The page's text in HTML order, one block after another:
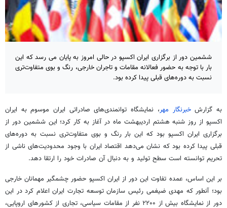
ششمین دور از برگزاری ایران اکسپو در حالی امروز به پایان می رسد که این
بار با توجه به حضور فعالانه مقامات و تاجران خارجی، رنگ و بوی متفاوت‌تری
نسبت به دوره‌های قبلی پیدا کرده بود.
به گزارشخبرنگار مهر، نمایشگاه توانمندی‌های صادراتی ایران موسوم به ایران
اکسپو از روز شنبه هشتم اردیبهشت ماه در آغاز به کار کرد؛ این ششمین دور از
برگزاری ایران اکسپو بود که این بار رنگ و بوی متفاوت‌تری نسبت به دوره‌های
قبلی پیدا کرده بود که نشان می‌دهد اقتصاد ایران با وجود محدودیت‌های ناشی از
تحریم توانسته است سطح تولید و به دنبال آن صادرات خود را ارتقا دهد.
بر این اساس، عمده تفاوت این دور از ایران اکسپو حضور چشمگیر مهمانان خارجی
بود؛ آنطور که مهدی ضیغمی رئیس سازمان توسعه تجارت ایران اعلام کرد در این
دور از نمایشگاه بیش از ۲۲۰۰ نفر از مقامات سیاسی، تجاری از کشورهای اروپایی،